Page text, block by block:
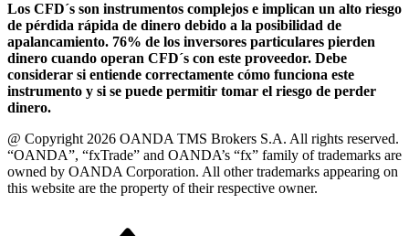
Los CFD´s son instrumentos complejos e implican un alto riesgo
de pérdida rápida de dinero debido a la posibilidad de
apalancamiento. 76% de los inversores particulares pierden
dinero cuando operan CFD´s con este proveedor. Debe
considerar si entiende correctamente cómo funciona este
instrumento y si se puede permitir tomar el riesgo de perder
dinero.
@ Copyright 2026 OANDA TMS Brokers S.A. All rights reserved.
“OANDA”, “fxTrade” and OANDA’s “fx” family of trademarks are
owned by OANDA Corporation. All other trademarks appearing on
this website are the property of their respective owner.